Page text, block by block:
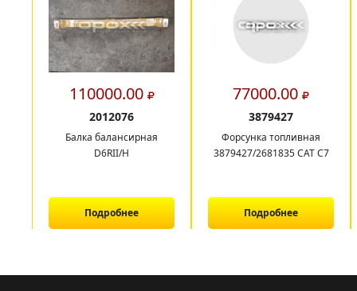
110000.00
2012076
Балка балансирная
D6RII/H
Подробнее
77000.00
3879427
Форсунка топливная
3879427/2681835 CAT C7
Подробнее